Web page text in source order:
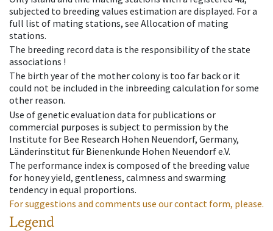
subjected to breeding values estimation are displayed. For a
full list of mating stations, see Allocation of mating
stations.
The breeding record data is the responsibility of the state
associations !
The birth year of the mother colony is too far back or it
could not be included in the inbreeding calculation for some
other reason.
Use of genetic evaluation data for publications or
commercial purposes is subject to permission by the
Institute for Bee Research Hohen Neuendorf, Germany,
Länderinstitut für Bienenkunde Hohen Neuendorf e.V.
The performance index is composed of the breeding value
for honey yield, gentleness, calmness and swarming
tendency in equal proportions.
For suggestions and comments use our contact form, please.
Legend